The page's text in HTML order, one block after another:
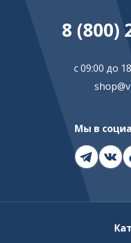
8 (800)
с 09:00 до
Мы в